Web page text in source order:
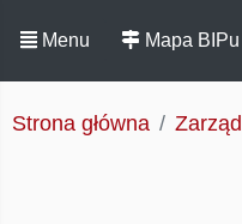
Menu Mapa BIPu
Strona główna